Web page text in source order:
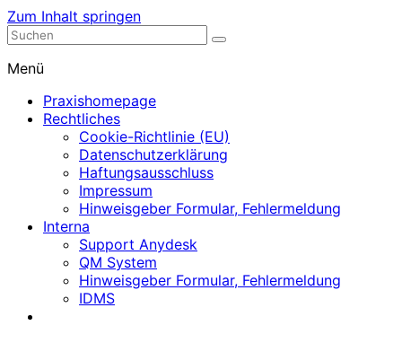
Zum Inhalt springen
Nephrologische Praxis mit Dialyse
Menü
Praxishomepage
Rechtliches
Cookie-Richtlinie (EU)
Datenschutzerklärung
Haftungsausschluss
Impressum
Hinweisgeber Formular, Fehlermeldung
Interna
Support Anydesk
QM System
Hinweisgeber Formular, Fehlermeldung
IDMS